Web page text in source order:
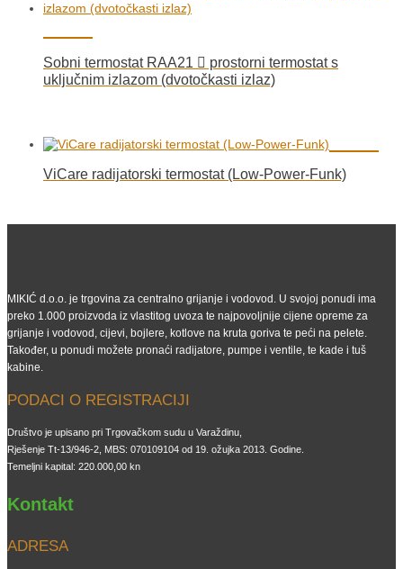
Sobni termostat RAA21  prostorni termostat s
uključnim izlazom (dvotočkasti izlaz)
ViCare radijatorski termostat (Low-Power-Funk)
MIKIĆ d.o.o. je trgovina za centralno grijanje i vodovod. U svojoj ponudi ima
preko 1.000 proizvoda iz vlastitog uvoza te najpovoljnije cijene opreme za
grijanje i vodovod, cijevi, bojlere, kotlove na kruta goriva te peći na pelete.
Također, u ponudi možete pronaći radijatore, pumpe i ventile, te kade i tuš
kabine.
PODACI O REGISTRACIJI
Društvo je upisano pri Trgovačkom sudu u Varaždinu,
Rješenje Tt-13/946-2, MBS: 070109104 od 19. ožujka 2013. Godine.
Temeljni kapital: 220.000,00 kn
Kontakt
ADRESA